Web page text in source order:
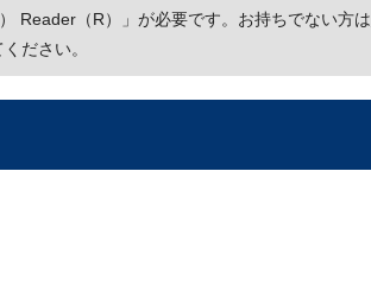
Reader（R）」が必要です。お持ちでない方は
ださい。